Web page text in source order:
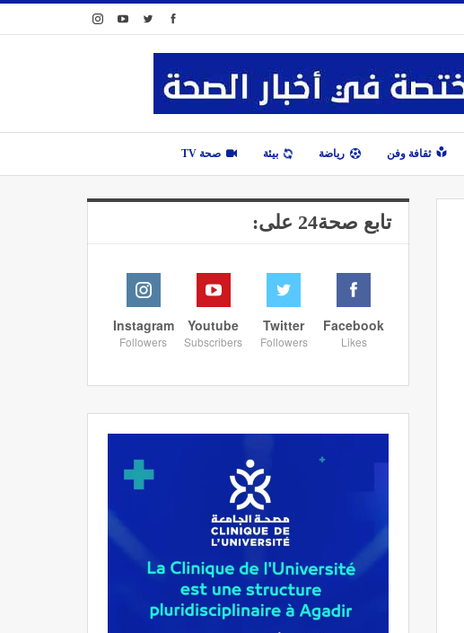
ثقافة وفن رياضة بيئة صحة TV
تابع صحة24 على:
Facebook
Likes
Twitter
Followers
Youtube
Subscribers
Instagram
Followers